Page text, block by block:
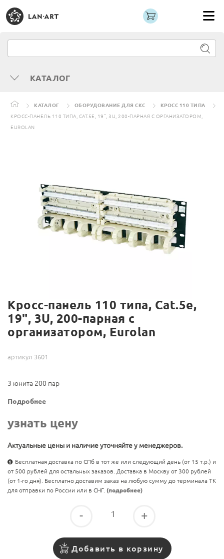
КАТАЛОГ
КАТАЛОГ ОБОРУДОВАНИЕ ДЛЯ СКС
КРОСС 110 ТИПА
КРОСС-ПАНЕЛЬ 110 ТИПА, CAT.5E, 19", 3U, 200-ПАРНАЯ С ОРГАНИЗАТОРОМ,
EUROLAN
Кросс-панель 110 типа, Cat.5e,
19", 3U, 200-парная с
организатором, Eurolan
артикул 3601
3 юнита 200 пар
Подробнее
узнать цену
Актуальные цены и наличие уточняйте у менеджеров.
Бесплатная доставка по СПб в тот же или следующий день (от 15 т.р.) и
от 500 рублей для остальных заказов. Доставка в Москву от 300 рублей
(от 1-го дня). Бесплатно доставим заказ на любую сумму до терминала ТК
для отправки по России или в СНГ. (подробнее)
- +
Добавить в корзину